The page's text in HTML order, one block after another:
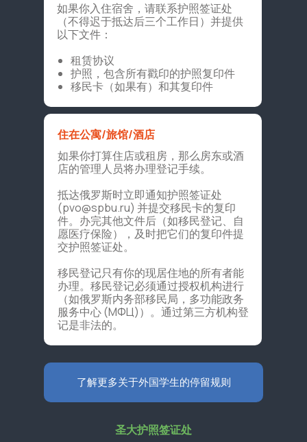
如果你打算住店或租房，那么房东或酒
店的管理人员将办理登记手续。
抵达俄罗斯时立即通知护照签证处
(pvo@spbu.ru) 并提交移民卡的复印
件。办完其他文件后（如移民登记、自
愿医疗保险），及时把它们的复印件提
交护照签证处。
移民登记只有你的现居住地的所有者能
办理。移民登记必须通过授权机构进行
（如俄罗斯内务部移民局，多功能政务
服务中心 (МФЦ)）。通过第三方机构登
记是非法的。
住在公寓/旅馆/酒店
如果你入住宿舍，请联系护照签证处
（不得迟于抵达后三个工作日）并提供
以下文件：
租赁协议
护照，包含所有戳印的护照复印件
移民卡（如果有）和其复印件
圣大护照签证处
了解更多关于外国学生的停留规则